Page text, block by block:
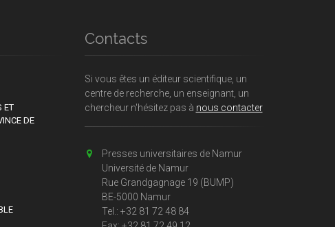
ET
DE
Contacts
Si vous êtes un éditeur scientifique, un
centre de recherche, un enseignant, un
chercheur n'hésitez pas à nous contacter
Presses universitaires de Namur
Université de Namur
Rue Grandgagnage 19 (BUMP)
BE-5000 Namur
Tel.: +32 81 72 48 84